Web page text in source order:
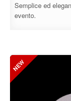
Semplice ed
evento.